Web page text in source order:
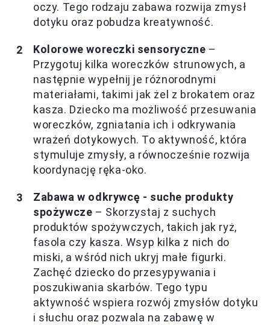
oczy. Tego rodzaju zabawa rozwija zmysł
dotyku oraz pobudza kreatywność.
Kolorowe woreczki sensoryczne –
Przygotuj kilka woreczków strunowych, a
następnie wypełnij je różnorodnymi
materiałami, takimi jak żel z brokatem oraz
kasza. Dziecko ma możliwość przesuwania
woreczków, zgniatania ich i odkrywania
wrażeń dotykowych. To aktywność, która
stymuluje zmysły, a równocześnie rozwija
koordynację ręka-oko.
Zabawa w odkrywcę - suche produkty
spożywcze – Skorzystaj z suchych
produktów spożywczych, takich jak ryż,
fasola czy kasza. Wsyp kilka z nich do
miski, a wśród nich ukryj małe figurki.
Zachęć dziecko do przesypywania i
poszukiwania skarbów. Tego typu
aktywność wspiera rozwój zmysłów dotyku
i słuchu oraz pozwala na zabawę w